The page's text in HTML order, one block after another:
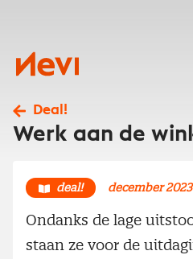
Nevi
Deal!
Werk aan de
deal! december 2023
Ondanks de lage
staan ze voor de